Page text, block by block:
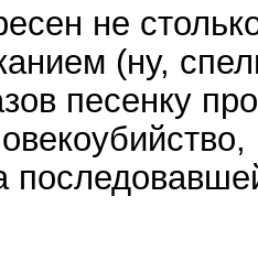
не
(ну,
песенку про